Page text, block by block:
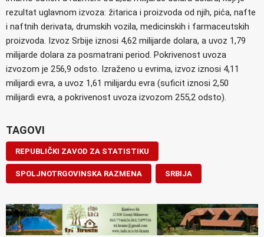
rezultat uglavnom izvoza: žitarica i proizvoda od njih, pića, nafte
i naftnih derivata, drumskih vozila, medicinskih i farmaceutskih
proizvoda. Izvoz Srbije iznosi 4,62 milijarde dolara, a uvoz 1,79
milijarde dolara za posmatrani period. Pokrivenost uvoza
izvozom je 256,9 odsto. Izraženo u evrima, izvoz iznosi 4,11
milijardi evra, a uvoz 1,61 milijardu evra (suficit iznosi 2,50
milijardi evra, a pokrivenost uvoza izvozom 255,2 odsto).
TAGOVI
REPUBLIČKI ZAVOD ZA STATISTIKU
SPOLJNOTRGOVINSKA RAZMENA SRBIJA